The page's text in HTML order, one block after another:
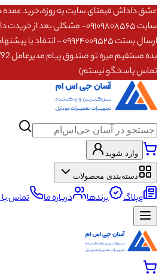
عشق داداش قیمتای سایت به روزه،خرید عمده
ارسال بستت ۰۹۹۲۴۰۰۹۵۲۵ -
تماس پاسخگو نیستم)
وارد شوید
دسته‌بندی محصولات
وبلاگ برندها درباره ما تماس با